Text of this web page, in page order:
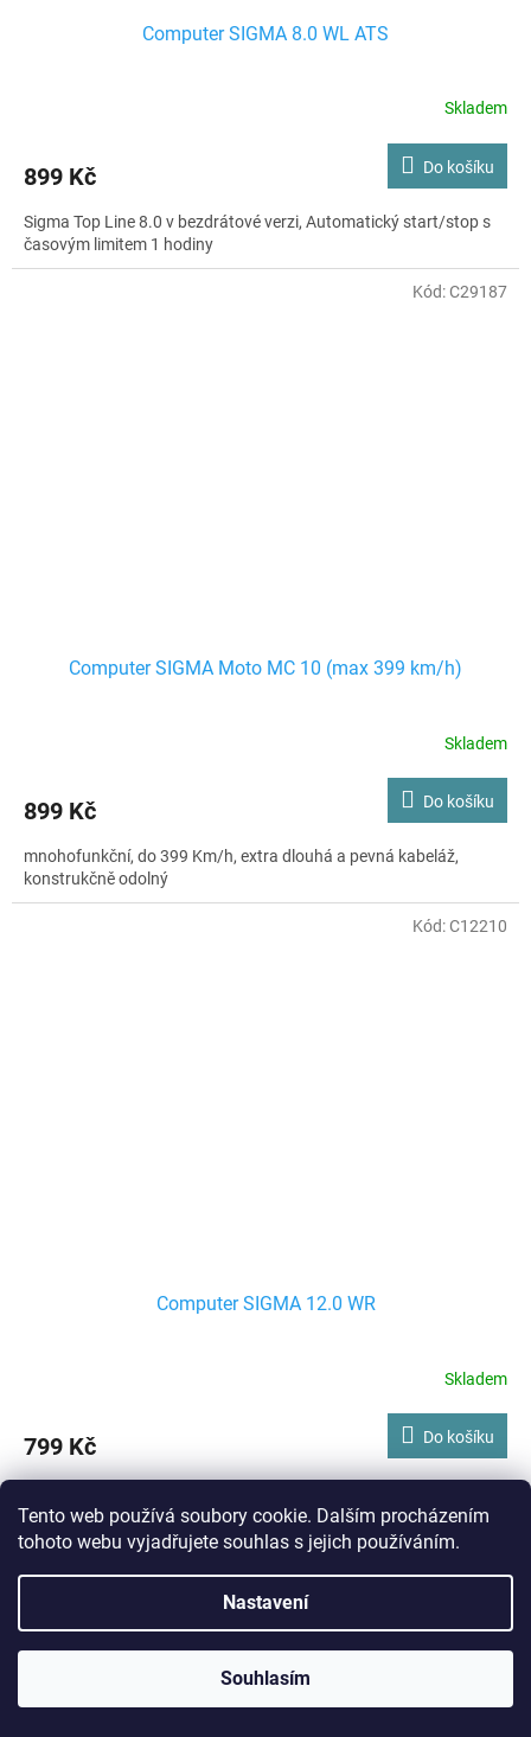
Tento web používá soubory cookie. Dalším procházením
tohoto webu vyjadřujete souhlas s jejich používáním.
Nastavení
Souhlasím
Computer SIGMA 8.0 WL ATS
Skladem
899 Kč Do košíku
Sigma Top Line 8.0 v bezdrátové verzi, Automatický start/stop s
časovým limitem 1 hodiny
Computer SIGMA Moto MC 10 (max 399 km/h)
Skladem
899 Kč Do košíku
mnohofunkční, do 399 Km/h, extra dlouhá a pevná kabeláž,
konstrukčně odolný
Kód:C29187
Computer SIGMA 12.0 WR
Skladem
799 Kč Do košíku
Kód:C12210
Kód: